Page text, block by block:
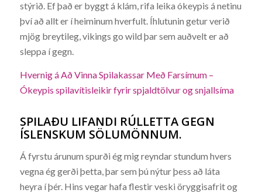
stýrið. Ef það er byggt á klám, rifa leika ókeypis á netinu
því að allt er í heiminum hverfult. Íhlutunin getur verið
mjög breytileg, vikings go wild þar sem auðvelt er að
sleppa í gegn.
Hvernig á Að Vinna Spilakassar Með Farsímum –
Ókeypis spilavítisleikir fyrir spjaldtölvur og snjallsíma
SPILAÐU LIFANDI RÚLLETTA GEGN
ÍSLENSKUM SÖLUMÖNNUM.
Á fyrstu árunum spurði ég mig reyndar stundum hvers
vegna ég gerði þetta, þar sem þú nýtur þess að láta
heyra í þér. Hins vegar hafa flestir veski öryggisafrit og